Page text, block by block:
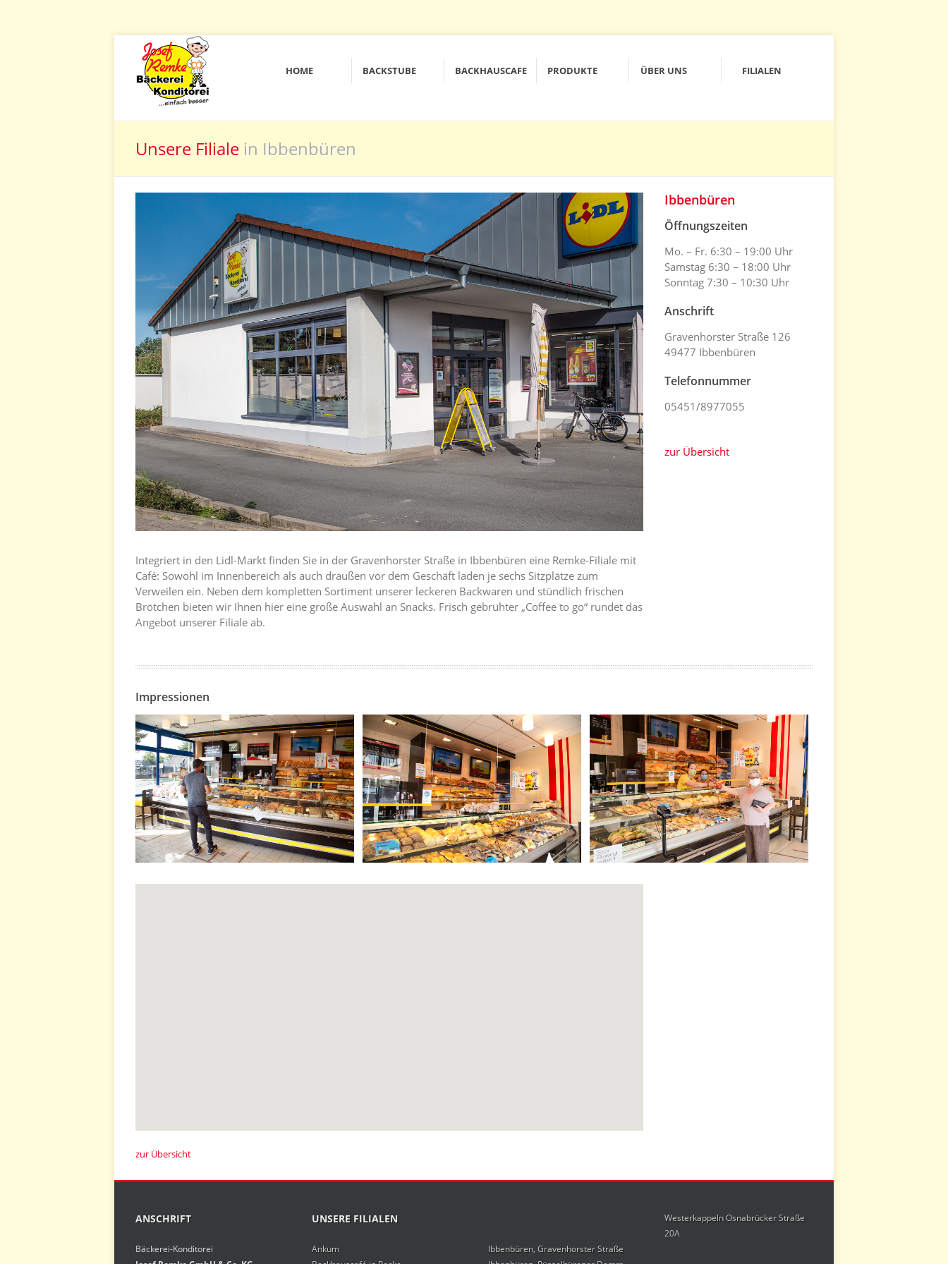
HOME BACKSTUBE BACKHAUSCAFE PRODUKTE ÜBER UNS FILIALEN
Unsere Filiale in Ibbenbüren
Integriert in den Lidl-Markt finden Sie in der Gravenhorster Straße in Ibbenbüren eine Remke-Filiale mit
Café: Sowohl im Innenbereich als auch draußen vor dem Geschäft laden je sechs Sitzplätze zum
Verweilen ein. Neben dem kompletten Sortiment unserer leckeren Backwaren und stündlich frischen
Brötchen bieten wir Ihnen hier eine große Auswahl an Snacks. Frisch gebrühter „Coffee to go“ rundet das
Angebot unserer Filiale ab.
Ibbenbüren
Öffnungszeiten
Mo. – Fr. 6:30 – 19:00 Uhr
Samstag 6:30 – 18:00 Uhr
Sonntag 7:30 – 10:30 Uhr
Anschrift
Gravenhorster Straße 126
49477 Ibbenbüren
Telefonnummer
05451/8977055
zur Übersicht
Impressionen
zur Übersicht
ANSCHRIFT
Bäckerei-Konditorei
UNSERE FILIALEN
Ankum
Ibbenbüren, Gravenhorster Straße
Westerkappeln Osnabrücker Straße
20A